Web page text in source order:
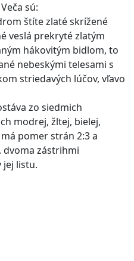
sú:
štíte zlaté skrížené
veslá prekryté zlatým
hákovitým bidlom, to
nebeskými telesami s
striedavých lúčov, vľavo
zo siedmich
modrej, žltej, bielej,
pomer strán 2:3 a
dvoma zástrihmi
listu.